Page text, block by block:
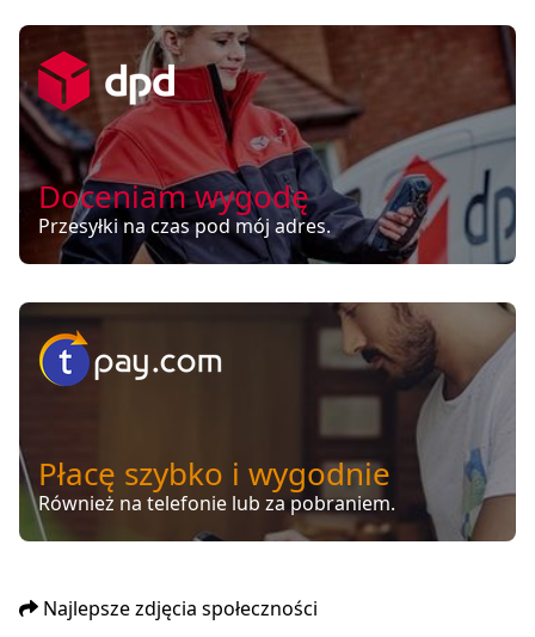
Doceniam wygodę
Przesyłki na czas pod mój adres.
Płacę szybko i wygodnie
Również na telefonie lub za pobraniem.
Najlepsze zdjęcia społeczności